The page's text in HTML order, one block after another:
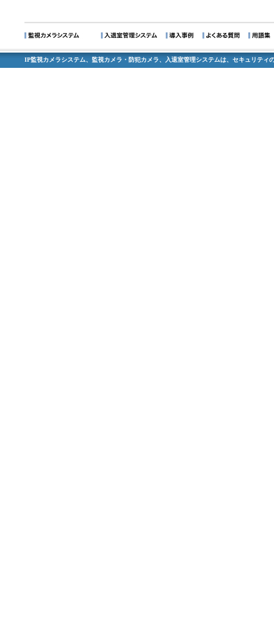
IP監視カメラシステム、監視カメラ・防犯カメラ、入退室管理システムは、セキュリティ